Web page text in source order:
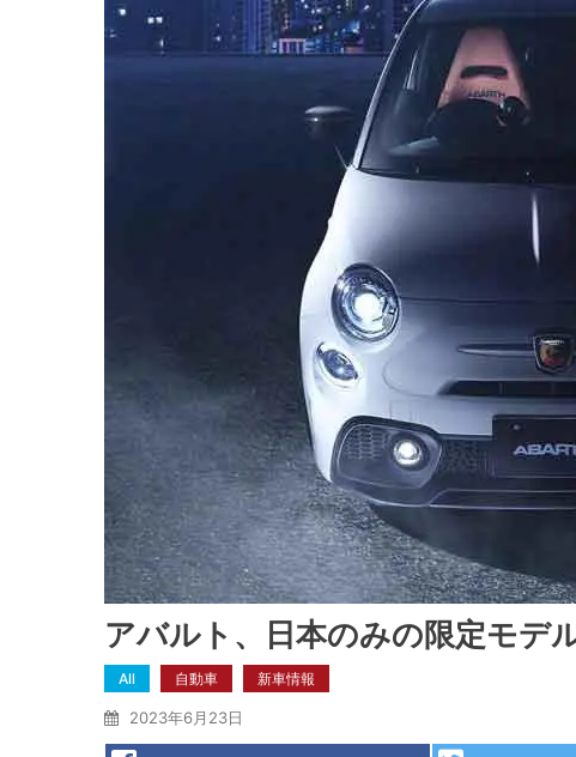
アバルト、日本のみの限定モデ
All 自動車 新車情報
2023年6月23日